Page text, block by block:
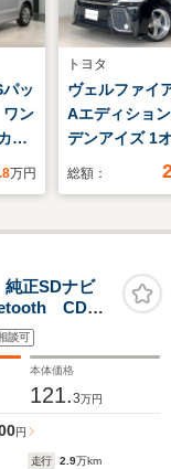
ッ
ン
メ
置
チ
グ
.8万円
トヨタ
ヴェルファイ
Aエディショ
デンアイズ 1
煙車 両電スラ
ワーバック
フレザー B
LEDヘッドラ
総額：
正SDナビ
CD
グライト
談可
本体価格
121.3万円
円
走行 2.9万km